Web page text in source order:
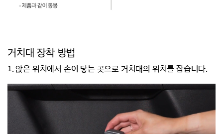
거치대 장착 방법
1. 앉은 위치에서 손이 닿는 곳으로 거치대의 위치를 잡습니다.